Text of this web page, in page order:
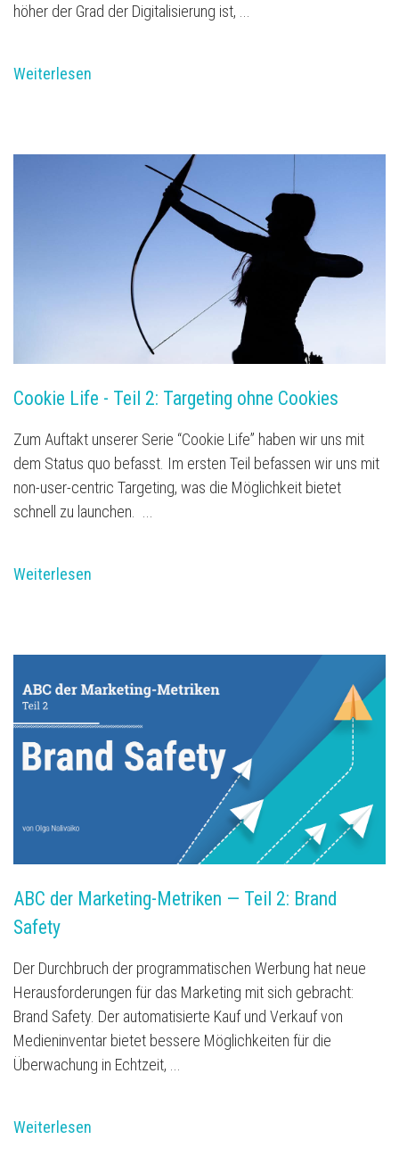
höher der Grad der Digitalisierung ist, ...
Weiterlesen
Cookie Life - Teil 2: Targeting ohne Cookies
Zum Auftakt unserer Serie “Cookie Life” haben wir uns mit
dem Status quo befasst. Im ersten Teil befassen wir uns mit
non-user-centric Targeting, was die Möglichkeit bietet
schnell zu launchen. ...
Weiterlesen
ABC der Marketing-Metriken — Teil 2: Brand
Safety
Der Durchbruch der programmatischen Werbung hat neue
Herausforderungen für das Marketing mit sich gebracht:
Brand Safety. Der automatisierte Kauf und Verkauf von
Medieninventar bietet bessere Möglichkeiten für die
Überwachung in Echtzeit, ...
Weiterlesen